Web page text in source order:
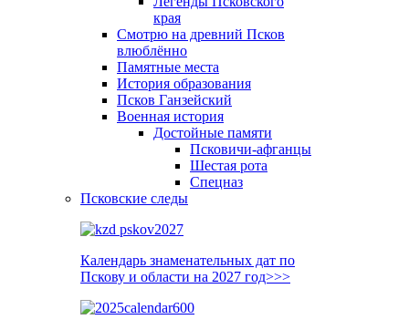
края
Смотрю на древний Псков
влюблённо
Памятные места
История образования
Псков Ганзейский
Военная история
Достойные памяти
Псковичи-афганцы
Шестая рота
Спецназ
Псковские следы
Календарь знаменательных дат по
Пскову и области на 2027 год>>>